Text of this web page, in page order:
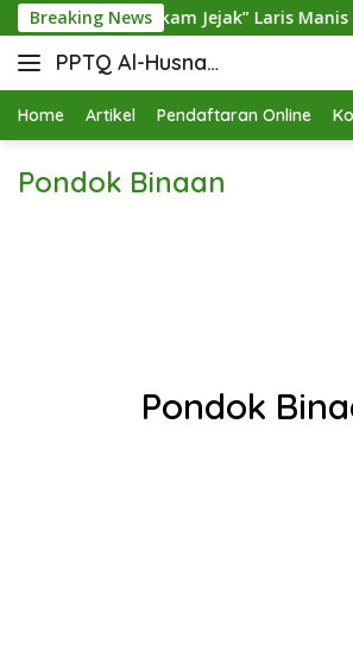
Breaking News
Buku “Rekam Jejak” Laris Manis
PPTQ Al-Husna
Bukit Raja Wali
Home Artikel Pendaftaran Online
Pondok Binaan
Pondok